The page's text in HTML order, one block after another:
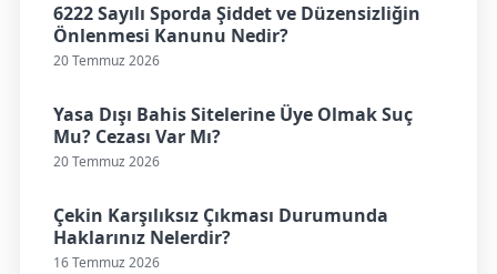
6222 Sayılı Sporda Şiddet ve Düzensizliğin
Önlenmesi Kanunu Nedir?
20 Temmuz 2026
Yasa Dışı Bahis Sitelerine Üye Olmak Suç
Mu? Cezası Var Mı?
20 Temmuz 2026
Çekin Karşılıksız Çıkması Durumunda
Haklarınız Nelerdir?
16 Temmuz 2026